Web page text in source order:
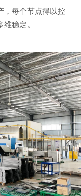
，每个节点得以控
稳定。